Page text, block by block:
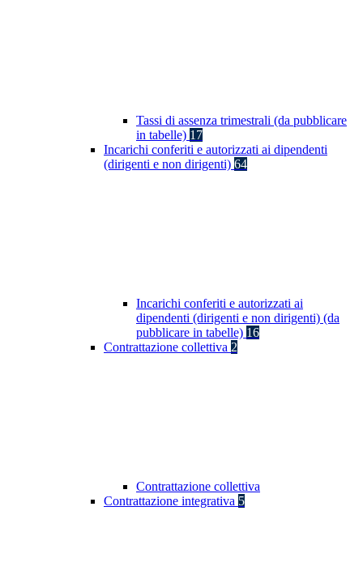
Tassi di assenza trimestrali (da pubblicare
in tabelle) 17
Incarichi conferiti e autorizzati ai dipendenti
(dirigenti e non dirigenti) 64
Incarichi conferiti e autorizzati ai
dipendenti (dirigenti e non dirigenti) (da
pubblicare in tabelle) 16
Contrattazione collettiva 2
Contrattazione collettiva
Contrattazione integrativa 5